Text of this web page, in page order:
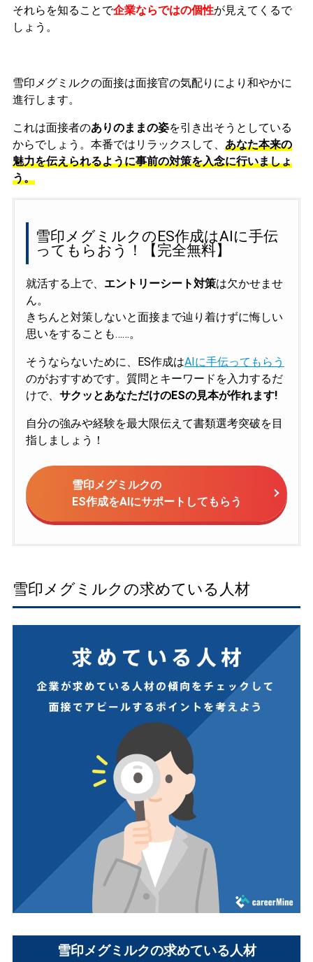
それらを知ることで企業ならではの個性が見えてくるで
しょう。
雪印メグミルクの面接は面接官の気配りにより和やかに
進行します。
これは面接者のありのままの姿を引き出そうとしている
からでしょう。本番ではリラックスして、 あなた本来の
魅力を伝えられるように事前の対策を入念に行いましょ
う。
雪印メグミルクのES作成はAIに手伝
ってもらおう！【完全無料】
就活する上で、 エントリーシート対策は欠かせませ
ん。
きちんと対策しないと面接まで辿り着けずに悔しい
思いをすることも……。
そうならないために、ES作成はAIに手伝ってもらう
のがおすすめです。質問とキーワードを入力するだ
けで、 サクッとあなただけのESの見本が作れます!
自分の強みや経験を最大限伝えて書類選考突破を目
指しましょう！
雪印メグミルクの
ES作成をAIにサポートしてもらう
雪印メグミルクの求めている人材
雪印メグミルクの求めている人材